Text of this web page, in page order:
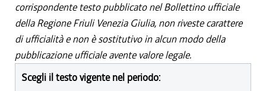
corrispondente testo pubblicato nel Bollettino ufficiale
della Regione Friuli Venezia Giulia, non riveste carattere
di ufficialità e non è sostitutivo in alcun modo della
pubblicazione ufficiale avente valore legale.
Scegli il testo vigente nel periodo: